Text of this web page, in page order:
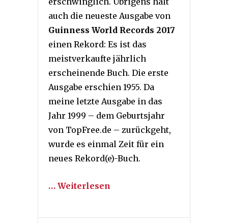
auch die neueste Ausgabe von
Guinness World Records 2017
einen Rekord: Es ist das
meistverkaufte jährlich
erscheinende Buch. Die erste
Ausgabe erschien 1955. Da
meine letzte Ausgabe in das
Jahr 1999 – dem Geburtsjahr
von TopFree.de – zurückgeht,
wurde es einmal Zeit für ein
neues Rekord(e)-Buch.
… Weiterlesen